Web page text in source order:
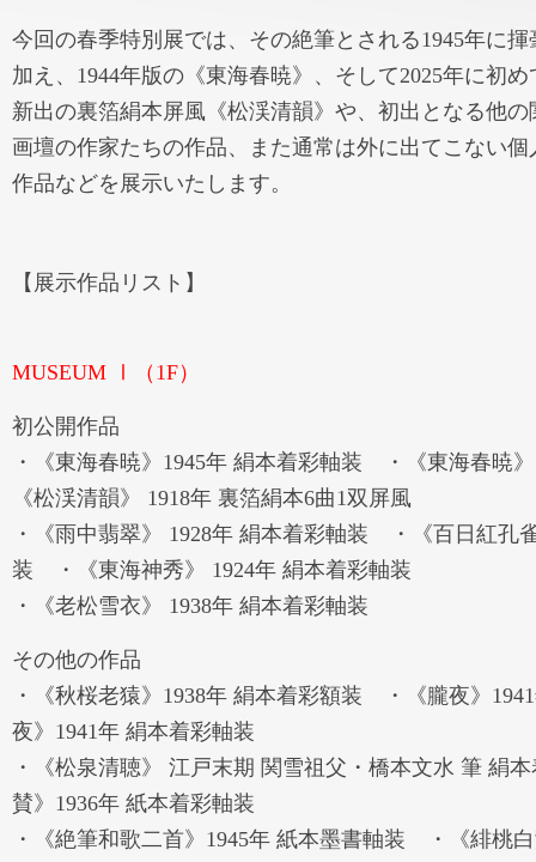
今回の春季特別展では、その絶筆とされる1945年に
加え、1944年版の《東海春暁》、そして2025年に初
新出の裏箔絹本屏風《松渓清韻》や、初出となる他
画壇の作家たちの作品、また通常は外に出てこない
作品などを展示いたします。
【展示作品リスト】
MUSEUM Ⅰ（1F）
初公開作品
・《東海春暁》1945年 絹本着彩軸装 ・《東海春暁
《松渓清韻》 1918年 裏箔絹本6曲1双屏風
・《雨中翡翠》 1928年 絹本着彩軸装 ・《百日紅孔
装 ・《東海神秀》 1924年 絹本着彩軸装
・《老松雪衣》 1938年 絹本着彩軸装
その他の作品
・《秋桜老猿》1938年 絹本着彩額装 ・《朧夜》
夜》1941年 絹本着彩軸装
・《松泉清聴》 江戸末期 関雪祖父・橋本文水 筆 絹
賛》1936年 紙本着彩軸装
・《絶筆和歌二首》1945年 紙本墨書軸装 ・《緋桃